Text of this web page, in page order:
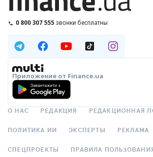
0 800 307 555 звонки бесплатны
Приложение от Finance.ua
О НАС РЕДАКЦИЯ РЕДАКЦИОННАЯ
ПОЛИТИКА ИИ ЭКСПЕРТЫ РЕКЛАМА
СПЕЦПРОЕКТЫ ПРАВИЛА